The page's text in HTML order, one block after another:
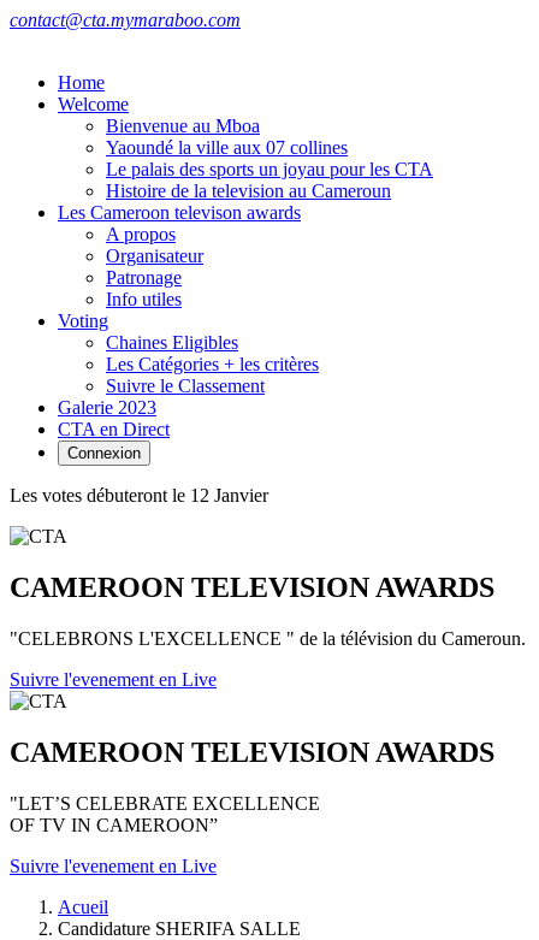
contact@cta.mymaraboo.com
Home
Welcome
Bienvenue au Mboa
Yaoundé la ville aux 07 collines
Le palais des sports un joyau pour les CTA
Histoire de la television au Cameroun
Les Cameroon televison awards
A propos
Organisateur
Patronage
Info utiles
Voting
Chaines Eligibles
Les Catégories + les critères
Suivre le Classement
Galerie 2023
CTA en Direct
Connexion
Les votes débuteront le 12 Janvier
CAMEROON TELEVISION AWARDS
"CELEBRONS L'EXCELLENCE " de la télévision du Cameroun.
Suivre l'evenement en Live
CAMEROON TELEVISION AWARDS
"LET’S CELEBRATE EXCELLENCE
OF TV IN CAMEROON”
Suivre l'evenement en Live
Acueil
Candidature SHERIFA SALLE